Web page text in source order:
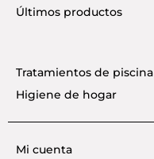
Últimos productos
Tratamientos de piscina
Higiene de hogar
Mi cuenta